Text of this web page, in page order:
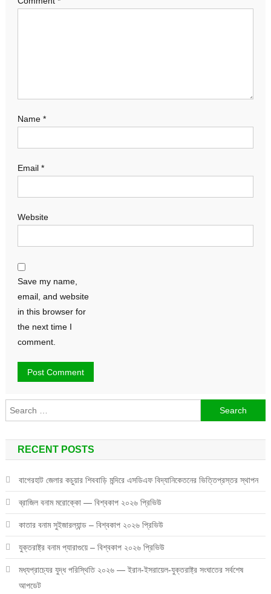
Name *
Email *
Website
Save my name,
email, and website
in this browser for
the next time I
comment.
Search
for:
RECENT POSTS
বাগেরহাট জেলার কচুয়ার শিববাড়ি মন্দিরে এসডিএফ বিদ্যানিকেতনের ভিত্তিপ্রস্তর স্থাপন
ব্রাজিল বনাম মরোক্কো — বিশ্বকাপ ২০২৬ প্রিভিউ
কাতার বনাম সুইজারল্যান্ড – বিশ্বকাপ ২০২৬ প্রিভিউ
যুক্তরাষ্ট্র বনাম প্যারাগুয়ে – বিশ্বকাপ ২০২৬ প্রিভিউ
মধ্যপ্রাচ্যের যুদ্ধ পরিস্থিতি ২০২৬ — ইরান-ইসরায়েল-যুক্তরাষ্ট্র সংঘাতের সর্বশেষ
আপডেট